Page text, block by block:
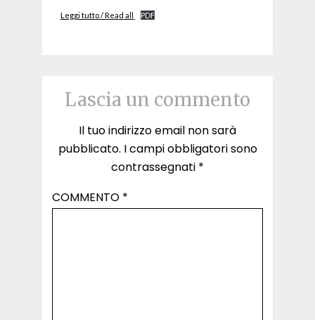
Leggi tutto / Read all PDF
Lascia un commento
Il tuo indirizzo email non sarà
pubblicato. I campi obbligatori sono
contrassegnati *
COMMENTO *